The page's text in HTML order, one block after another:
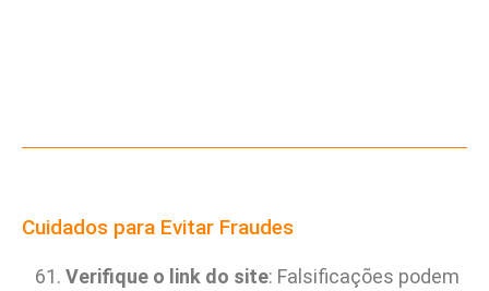
Cuidados para Evitar Fraudes
Verifique o link do site: Falsificações podem